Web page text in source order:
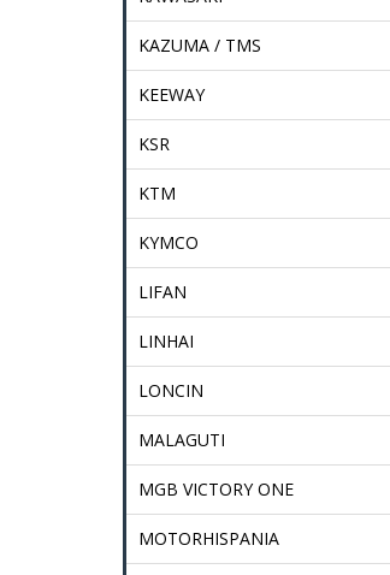
KAZUMA / TMS
KEEWAY
KSR
KTM
KYMCO
LIFAN
LINHAI
LONCIN
MALAGUTI
MGB VICTORY ONE
MOTORHISPANIA